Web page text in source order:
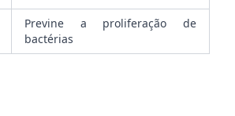
Previne a proliferação de
bactérias